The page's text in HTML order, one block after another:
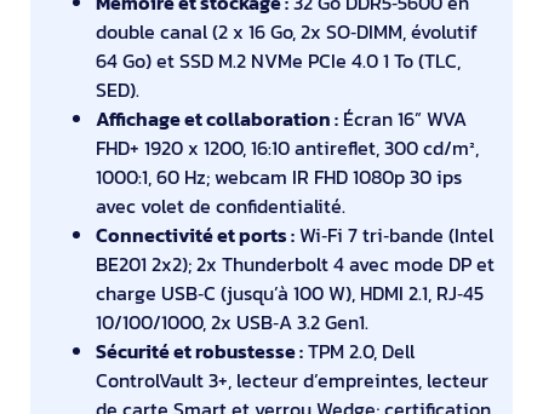
double canal (2 x 16 Go, 2x SO‑DIMM, évolutif
64 Go) et SSD M.2 NVMe PCIe 4.0 1 To (TLC,
SED).
Affichage et collaboration : Écran 16” WVA
FHD+ 1920 x 1200, 16:10 antireflet, 300 cd/m²,
1000:1, 60 Hz; webcam IR FHD 1080p 30 ips
avec volet de confidentialité.
Connectivité et ports :Wi‑Fi 7 tri‑bande (Intel
BE201 2x2); 2x Thunderbolt 4 avec mode DP et
charge USB‑C (jusqu’à 100 W), HDMI 2.1, RJ‑45
10/100/1000, 2x USB‑A 3.2 Gen1.
Sécurité et robustesse :TPM 2.0, Dell
ControlVault 3+, lecteur d’empreintes, lecteur